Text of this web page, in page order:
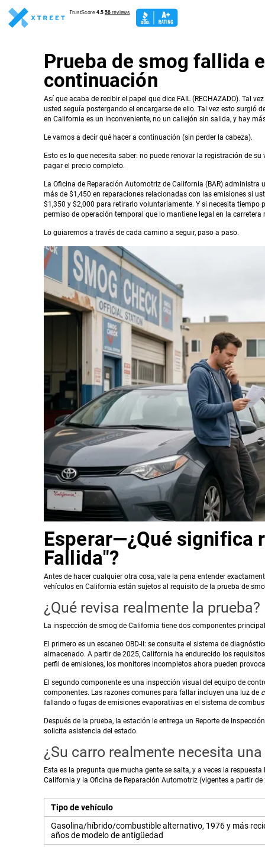
Prueba de smog fallida
continuación
Así que acaba de recibir el papel que dice FAIL (RECHAZADO). Tal
usted seguía postergando el encargarse de ello. Tal vez esto surgió
en California es un inconveniente, no un callejón sin salida, y hay
Le vamos a decir qué hacer a continuación (sin perder la cabeza).
Esto es lo que necesita saber: no puede renovar la registración de
pagar el precio completo.
La Oficina de Reparación Automotriz de California (BAR)
más de $1,450 en reparaciones relacionadas con las emisiones si
$1,350 y $2,000 para retirarlo voluntariamente. Y si necesita
permiso de operación temporal que lo mantiene legal en la carretera
Lo guiaremos a través de cada camino a seguir, paso a paso.
Esperar—¿Qué significa
Fallida"?
Antes de hacer cualquier otra cosa, vale la pena entender
vehículos en California están sujetos al requisito de la prueba de
¿Qué revisa realmente la prueba?
La inspección de smog de California tiene dos componentes
El primero es un escaneo OBD-II: se consulta el sistema de
almacenado. A partir de 2025, California ha endurecido los
perfil de emisiones, los monitores incompletos ahora pueden
El segundo componente es una inspección visual del equipo de
componentes. Las razones comunes para fallar incluyen una luz de
fallando o fugas de emisiones evaporativas en el sistema de
Después de la prueba, la estación le entrega un Reporte de
solicita asistencia del estado.
¿Su carro realmente necesita
Esta es la pregunta que mucha gente se salta, y a veces la
California y la Oficina de Reparación Automotriz (vigentes a partir de
Tipo de vehículo
Gasolina/híbrido/combustible alternativo, 1976 y más
años de modelo de antigüedad